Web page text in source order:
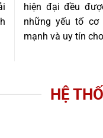
hiện đại đều
những yếu tố
mạnh và uy tín
HỆ